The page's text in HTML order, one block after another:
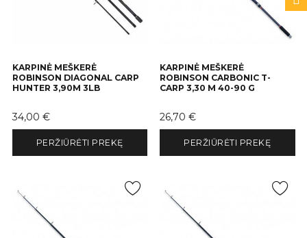
KARPINĖ MEŠKERĖ
ROBINSON DIAGONAL CARP
HUNTER 3,90M 3LB
Kaina
34,00 €
PERŽIŪRĖTI PREKĘ
KARPINĖ MEŠKERĖ
ROBINSON CARBONIC T-
CARP 3,30 M 40-90 G
Kaina
26,70 €
PERŽIŪRĖTI PREKĘ